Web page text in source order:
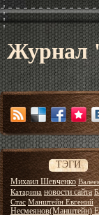
Журнал
ТЭГИ
Михаил Шевченко
Катарина новости сайта
Стас Манштейн Евгений
Несмеянов(Манштейн)